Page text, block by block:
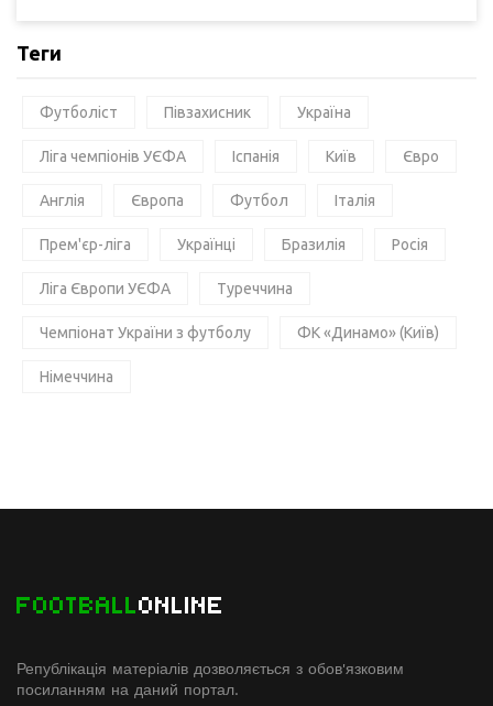
Теги
Футболіст Півзахисник Україна
Ліга чемпіонів УЄФА Іспанія Київ Євро
Англія Європа Футбол Італія
Прем'єр-ліга Українці Бразилія Росія
Ліга Європи УЄФА Туреччина
Чемпіонат України з футболу ФК «Динамо» (Київ)
Німеччина
FOOTBALLONLINE
Републікація матеріалів дозволяється з обов'язковим
посиланням на даний портал.